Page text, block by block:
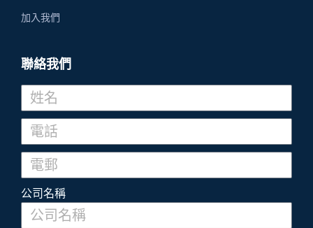
加入我們
聯絡我們
公司名稱